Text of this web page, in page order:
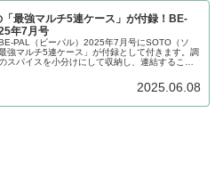
「最強マルチ5連ケース」が付録！BE-
年7月号
PAL（ビーパル）2025年7月号にSOTO（ソ
強マルチ5連ケース」が付録として付きます。調
スパイスを小分けにして収納し、連結すること
シュポーチもついてきます。詳細をレビューしま
2025.06.08